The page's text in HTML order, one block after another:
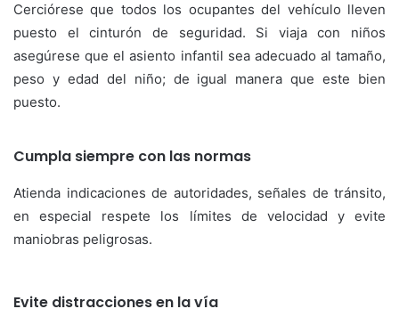
Cerciórese que todos los ocupantes del vehículo lleven
puesto el cinturón de seguridad. Si viaja con niños
asegúrese que el asiento infantil sea adecuado al tamaño,
peso y edad del niño; de igual manera que este bien
puesto.
Cumpla siempre con las normas
Atienda indicaciones de autoridades, señales de tránsito,
en especial respete los límites de velocidad y evite
maniobras peligrosas.
Evite distracciones en la vía